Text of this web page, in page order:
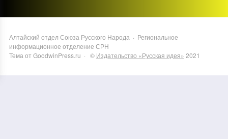
Алтайский отдел Союза Русского Народа · Региональное
информационное отделение СРН
Тема от GoodwinPress.ru · © Издательство «Русская идея» 2021